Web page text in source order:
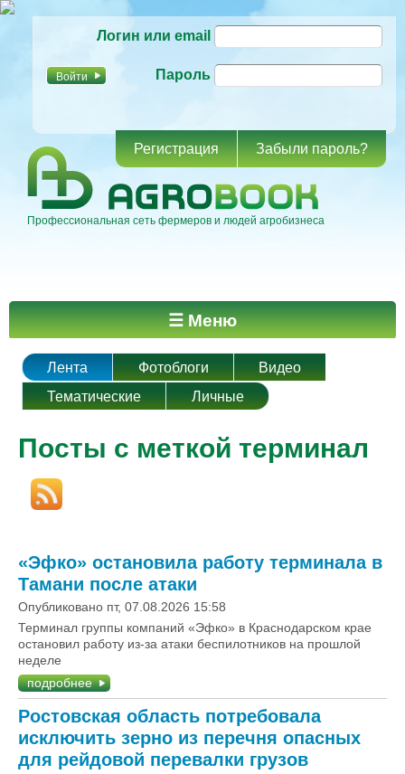
основному
Логин или email
Пароль
Регистрация Забыли пароль?
Профессиональная сеть фермеров и людей агробизнеса
Главное меню ☰ Меню
Лента Фотоблоги
Видео
Тематические
Личные
Посты с меткой терминал
«Эфко» остановила работу терминала в
Тамани после атаки
Опубликовано пт, 07.08.2026 15:58
Терминал группы компаний «Эфко» в Краснодарском крае
остановил работу из-за атаки беспилотников на прошлой
неделе
подробнее
Ростовская область потребовала
исключить зерно из перечня опасных
для рейдовой перевалки грузов